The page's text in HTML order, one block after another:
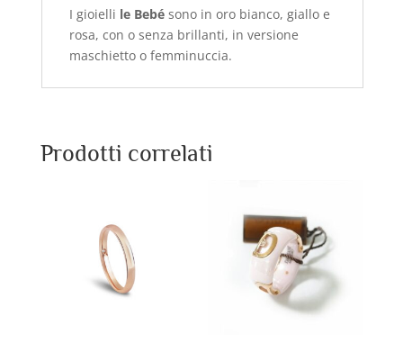
I gioielli le Bebé sono in oro bianco, giallo e
rosa, con o senza brillanti, in versione
maschietto o femminuccia.
Prodotti correlati